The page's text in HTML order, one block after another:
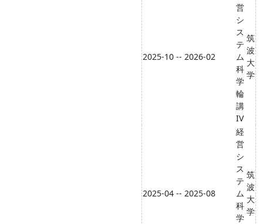
2025-10 -- 2026-02
営
シ
ス
テ
ム
科
学
輪
講
IV
筑
波
大
学
2025-04 -- 2025-08
経
営
シ
ス
テ
ム
科
学
筑
波
大
学